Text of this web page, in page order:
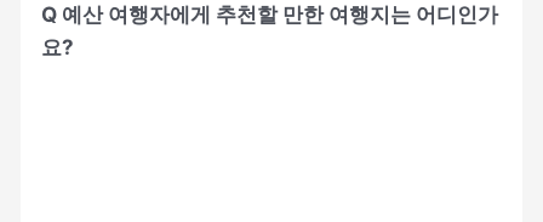
Q 예산 여행자에게 추천할 만한 여행지는 어디인가
요?